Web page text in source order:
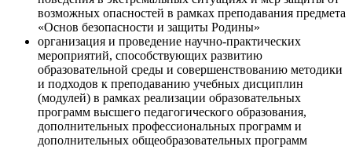
возможных опасностей в рамках преподавания предмета
«Основ безопасности и защиты Родины»
организация и проведение научно-практических
мероприятий, способствующих развитию
образовательной среды и совершенствованию методики
и подходов к преподаванию учебных дисциплин
(модулей) в рамках реализации образовательных
программ высшего педагогического образования,
дополнительных профессиональных программ и
дополнительных общеобразовательных программ